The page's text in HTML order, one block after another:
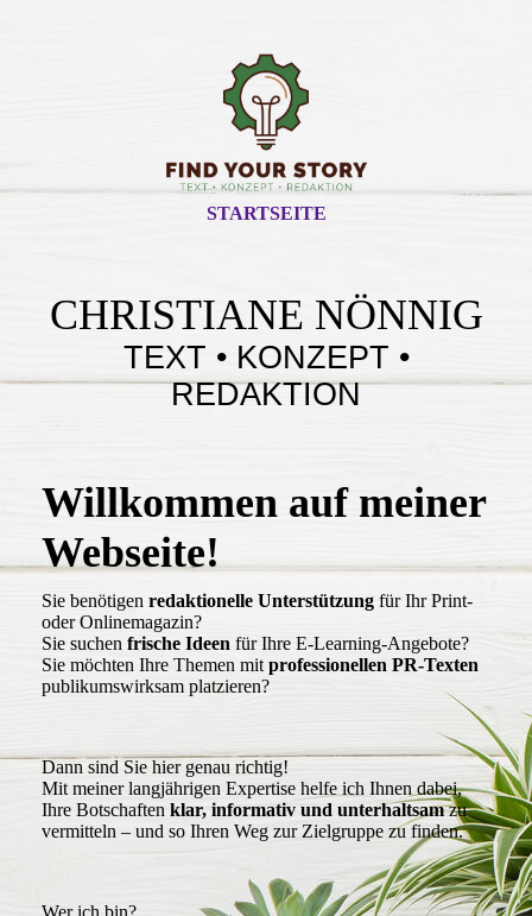
STARTSEITE
CHRISTIANE NÖNNIG
TEXT • KONZEPT •
REDAKTION
Willkommen auf meiner
Webseite!
Sie benötigen redaktionelle Unterstützung für Ihr Print-
oder Onlinemagazin?
Sie suchen frische Ideen für Ihre E-Learning-Angebote?
Sie möchten Ihre Themen mit professionellen PR-Texten
publikumswirksam platzieren?
Dann sind Sie hier genau richtig!
Mit meiner langjährigen Expertise helfe ich Ihnen dabei,
Ihre Botschaften klar, informativ und unterhaltsamzu
vermitteln – und so Ihren Weg zur Zielgruppe zu finden.